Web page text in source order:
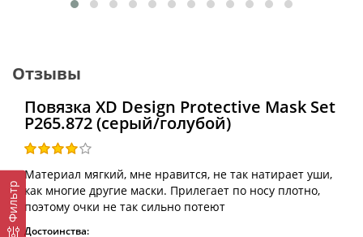
Фильтр
Отзывы
Повязка XD Design Protective Mask Set
P265.872 (серый/голубой)
Материал мягкий, мне нравится, не так натирает уши,
как многие другие маски. Прилегает по носу плотно,
поэтому очки не так сильно потеют
Достоинства: